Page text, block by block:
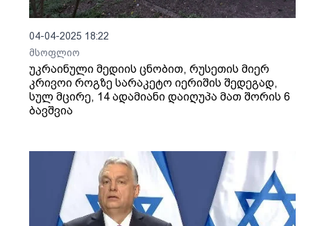
04-04-2025 18:22
მსოფლიო
უკრაინული მედიის ცნობით, რუსეთის მიერ
კრივოი როგზე სარაკეტო იერიშის შედეგად,
სულ მცირე, 14 ადამიანი დაიღუპა მათ შორის 6
ბავშვია